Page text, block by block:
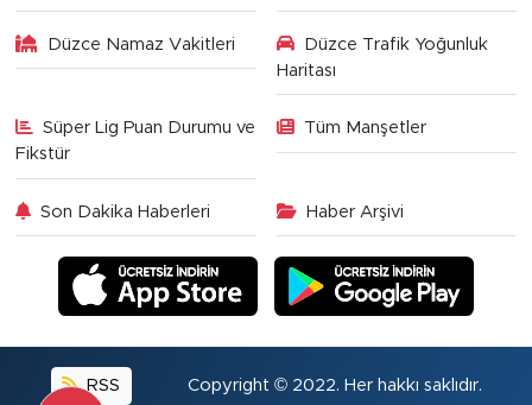
Düzce Namaz Vakitleri
Düzce Trafik Yoğunluk
Haritası
Süper Lig Puan Durumu ve
Fikstür
Tüm Manşetler
Son Dakika Haberleri Haber Arşivi
RSS Copyright © 2022. Her hakkı saklıdır.